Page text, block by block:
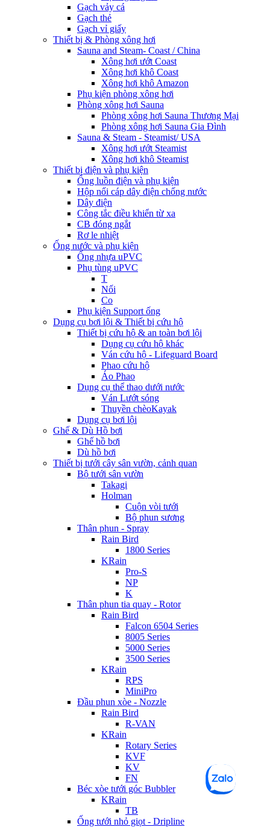
Gạch vảy cá
Gạch thẻ
Gạch vỉ giấy
Thiết bị & Phòng xông hơi
Sauna and Steam- Coast / China
Xông hơi ướt Coast
Xông hơi khô Coast
Xông hơi khô Amazon
Phụ kiện phòng xông hơi
Phòng xông hơi Sauna
Phòng xông hơi Sauna Thương Mại
Phòng xông hơi Sauna Gia Đình
Sauna & Steam - Steamist/ USA
Xông hơi ướt Steamist
Xông hơi khô Steamist
Thiết bị điện và phụ kiện
Ống luồn điện và phụ kiện
Hộp nối cáp dây điện chống nước
Dây điện
Công tắc điều khiển từ xa
CB đóng ngắt
Rơ le nhiệt
Ống nước và phụ kiện
Ống nhựa uPVC
Phụ tùng uPVC
T
Nối
Co
Phụ kiện Support ống
Dụng cụ bơi lội & Thiết bị cứu hộ
Thiết bị cứu hộ & an toàn bơi lội
Dụng cụ cứu hộ khác
Ván cứu hộ - Lifeguard Board
Phao cứu hộ
Áo Phao
Dụng cụ thể thao dưới nước
Ván Lướt sóng
Thuyền chèoKayak
Dụng cụ bơi lội
Ghế & Dù Hồ bơi
Ghế hồ bơi
Dù hồ bơi
Thiết bị tưới cây sân vườn, cảnh quan
Bộ tưới sân vườn
Takagi
Holman
Cuộn vòi tưới
Bộ phun sương
Thân phun - Spray
Rain Bird
1800 Series
KRain
Pro-S
NP
K
Thân phun tia quay - Rotor
Rain Bird
Falcon 6504 Series
8005 Series
5000 Series
3500 Series
KRain
RPS
MiniPro
Đầu phun xòe - Nozzle
Rain Bird
R-VAN
KRain
Rotary Series
KVF
KV
FN
Béc xòe tưới góc Bubbler
KRain
TB
Ống tưới nhỏ giọt - Dripline